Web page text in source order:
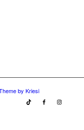
by Kriesi